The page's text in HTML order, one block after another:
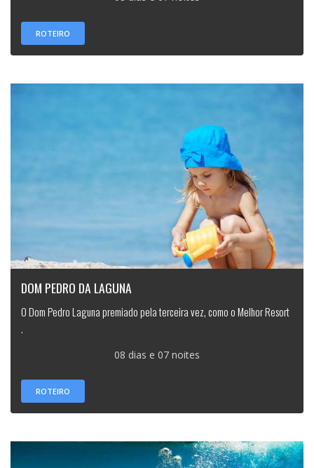
ROTEIRO
DOM PEDRO DA LAGUNA
O Dom Pedro Laguna premiado pela terceira vez, como o Melhor Resort
.
08 dias e 07 noites
ROTEIRO